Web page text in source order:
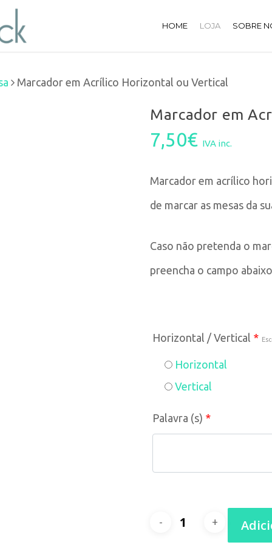
HOME LOJA SOBRE
Marcador em Acrílico Horizontal ou Vertical
Marcador em
7,50€ IVA inc.
Marcador em acrílico
de marcar as mesas da
Caso não pretenda o
preencha o campo
Horizontal / Vertical *
Horizontal
Vertical
Palavra (s) *
Quantidade